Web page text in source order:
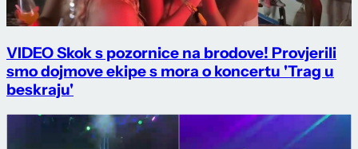
VIDEO Skok s pozornice na brodove! Provjerili
smo dojmove ekipe s mora o koncertu 'Trag u
beskraju'